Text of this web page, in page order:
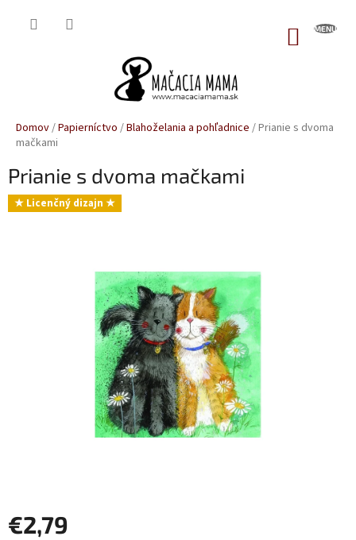
Domov/Papierníctvo /Blahoželania a pohľadnice /Prianie s dvoma
mačkami
Prianie s dvoma mačkami
★ Licenčný dizajn ★
€2,79